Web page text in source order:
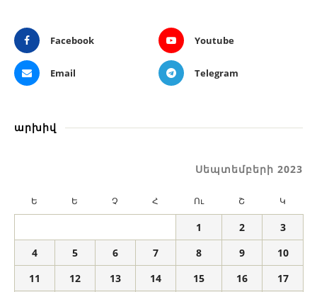
Facebook Youtube
Email Telegram
արխիվ
Սեպտեմբերի 2023
Ե Ե Չ Հ Ու Շ Կ
1 2
3
4
5 6 7 8 9
10
11
12 13 14 15 16 17